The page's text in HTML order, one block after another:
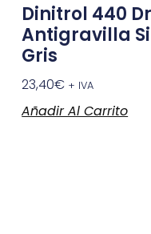
Dinitrol 440
Antigravilla
Gris
23,40€ + IVA
Añadir Al Carrito